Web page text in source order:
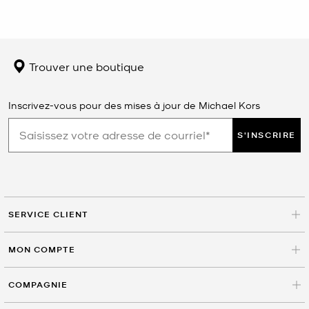
Trouver une boutique
Inscrivez-vous pour des mises à jour de Michael Kors
S'INSCRIRE
SERVICE CLIENT
MON COMPTE
COMPAGNIE